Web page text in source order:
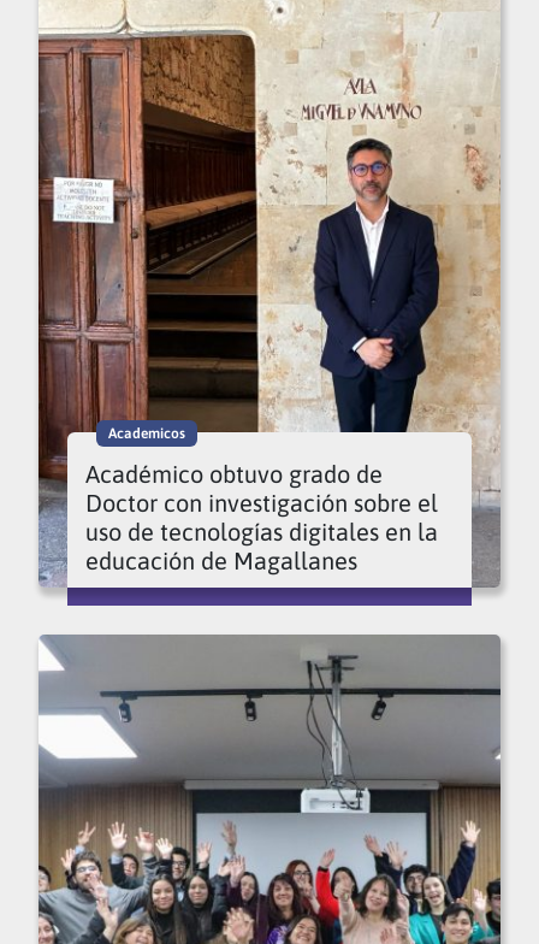
Academicos
Académico obtuvo grado de
Doctor con investigación sobre el
uso de tecnologías digitales en la
educación de Magallanes